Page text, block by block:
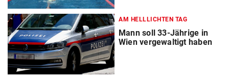
AM HELLLICHTEN TAG
Mann soll 33-Jährige in
Wien vergewaltigt haben